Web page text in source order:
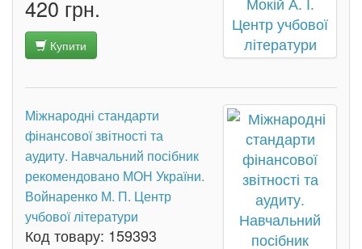
420 грн.
Купити
Міжнародні стандарти
фінансової звітності та
аудиту. Навчальний посібник
рекомендовано МОН України.
Войнаренко М. П. Центр
учбової літератури
Код товару: 159393